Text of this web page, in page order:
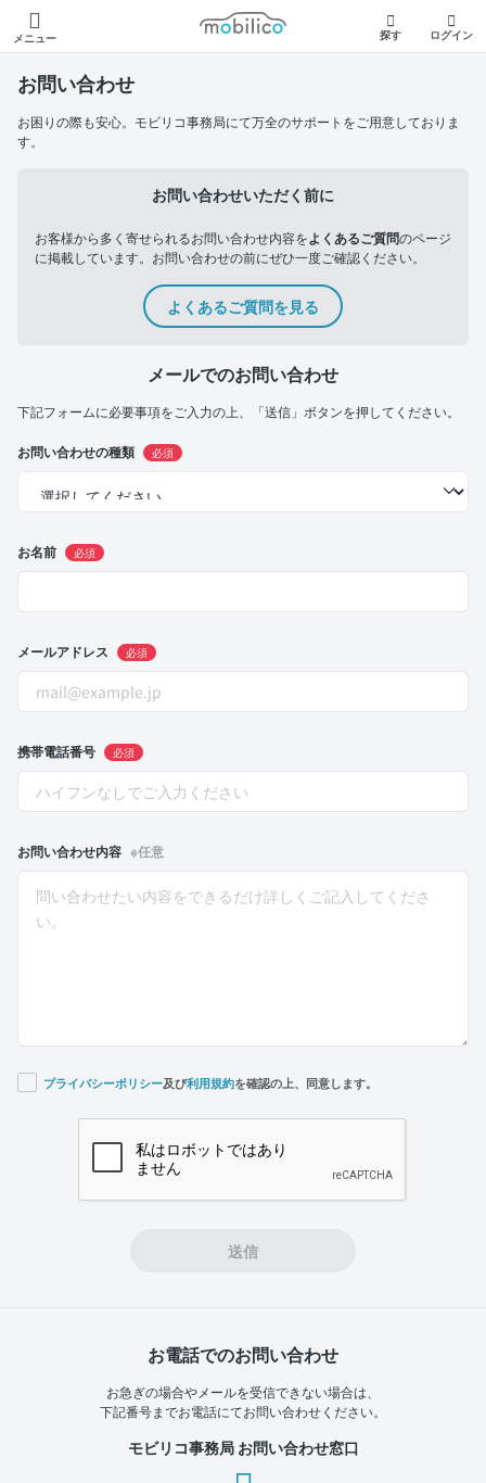
メニュー
モビリコ
探す ログイン
お問い合わせ
お困りの際も安心。モビリコ事務局にて万全のサポートをご用意しておりま
す。
お問い合わせいただく前に
お客様から多く寄せられるお問い合わせ内容をよくあるご質問のページ
に掲載しています。お問い合わせの前にぜひ一度ご確認ください。
よくあるご質問を見る
メールでのお問い合わせ
下記フォームに必要事項をご入力の上、「送信」ボタンを押してください。
お問い合わせの種類 必須
お名前 必須
メールアドレス 必須
携帯電話番号 必須
お問い合わせ内容 ※任意
プライバシーポリシー及び利用規約を確認の上、同意します。
送信
お電話でのお問い合わせ
お急ぎの場合やメールを受信できない場合は、
下記番号までお電話にてお問い合わせください。
モビリコ事務局 お問い合わせ窓口